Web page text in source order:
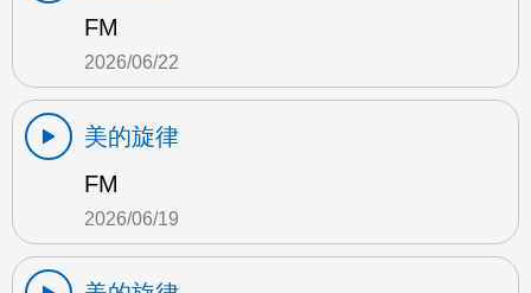
FM
2026/06/22
美的旋律
FM
2026/06/19